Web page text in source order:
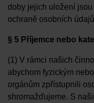
doby jejich uložení
ochraně osobních
§ 5 Příjemce nebo
(1) V rámci našich
abychom fyzickým
orgánům zpřístupnili
shromažďujeme. S